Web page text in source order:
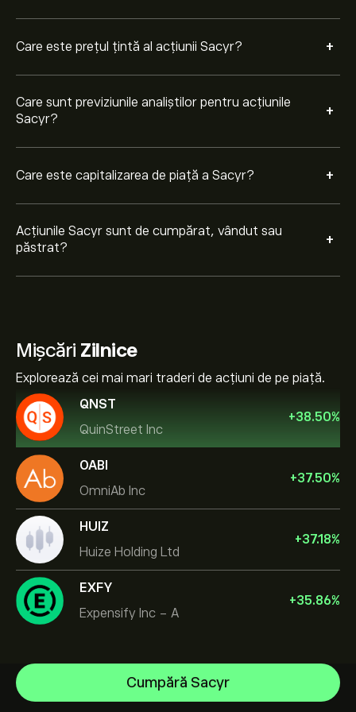
Care este prețul țintă al acțiunii Sacyr? +
Care sunt previziunile analiștilor pentru acțiunile
Sacyr?
+
Care este capitalizarea de piață a Sacyr? +
Acțiunile Sacyr sunt de cumpărat, vândut sau
păstrat?
+
Mișcări Zilnice
Explorează cei mai mari traderi de acțiuni de pe piață.
QNST
QuinStreet Inc
+38.50%
OABI
OmniAb Inc
+37.50%
HUIZ
Huize Holding Ltd
+37.18%
EXFY
Expensify Inc - A
+35.86%
Cumpără Sacyr
Celestica Inc
Apple